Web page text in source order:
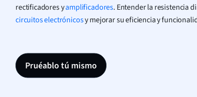
rectificadores yamplificadores. Entender la resistencia
circuitos electrónicosy mejorar su eficiencia y
Pruéablo tú mismo